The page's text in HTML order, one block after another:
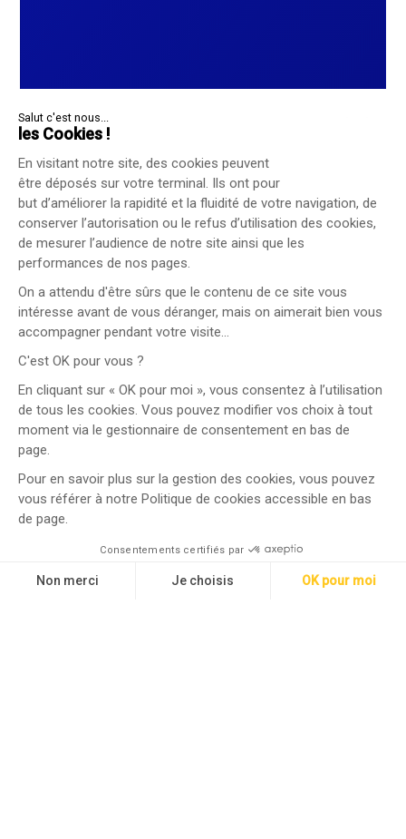
Salut c'est nous...
les Cookies !
En visitant notre site, des cookies peuvent
être déposés sur votre terminal. Ils ont pour
but d’améliorer la rapidité et la fluidité de votre navigation, de
conserver l’autorisation ou le refus d’utilisation des cookies,
de mesurer l’audience de notre site ainsi que les
performances de nos pages.
On a attendu d'être sûrs que le contenu de ce site vous
intéresse avant de vous déranger, mais on aimerait bien vous
accompagner pendant votre visite...
C'est OK pour vous ?
En cliquant sur « OK pour moi », vous consentez à l’utilisation
de tous les cookies. Vous pouvez modifier vos choix à tout
moment via le gestionnaire de consentement en bas de
page.
Pour en savoir plus sur la gestion des cookies, vous pouvez
vous référer à notre Politique de cookies accessible en bas
de page.
Consentements certifiés par
Non merci Je choisis OK pour moi